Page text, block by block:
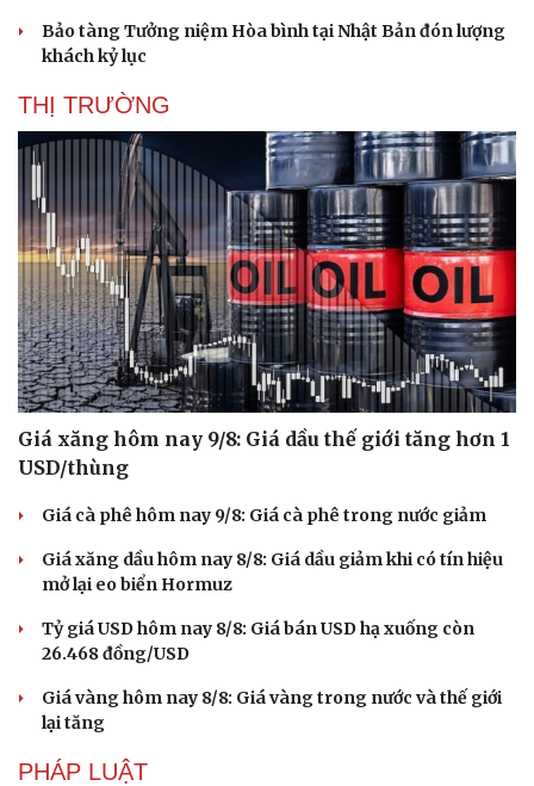
Bảo tàng Tưởng niệm Hòa bình tại Nhật Bản đón lượng
khách kỷ lục
THỊ TRƯỜNG
Giá xăng hôm nay 9/8: Giá dầu thế giới tăng hơn 1
USD/thùng
Giá cà phê hôm nay 9/8: Giá cà phê trong nước giảm
Giá xăng dầu hôm nay 8/8: Giá dầu giảm khi có tín hiệu
mở lại eo biển Hormuz
Tỷ giá USD hôm nay 8/8: Giá bán USD hạ xuống còn
26.468 đồng/USD
Giá vàng hôm nay 8/8: Giá vàng trong nước và thế giới
lại tăng
PHÁP LUẬT